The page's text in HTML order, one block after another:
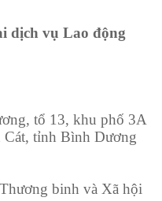
dịch vụ Lao động
tổ 13, khu phố 3A
tỉnh Bình Dương
binh và Xã hội